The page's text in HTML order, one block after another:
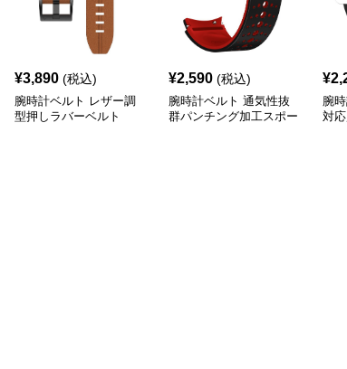
¥3,890 (税込)
腕時計ベルト レザー調
型押しラバーベルト
¥2,590 (税込)
腕時計ベルト 通気性抜
群パンチング加工スポー
¥
腕
対